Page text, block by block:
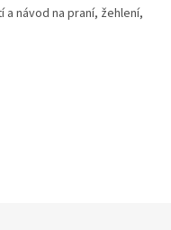
návod na praní, žehlení,